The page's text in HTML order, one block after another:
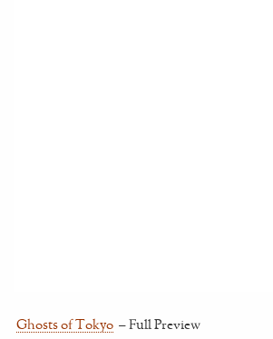
Ghosts of Tokyo – Full Preview